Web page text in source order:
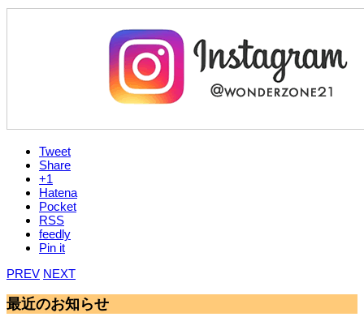
Tweet
Share
+1
Hatena
Pocket
RSS
feedly
Pin it
PREV NEXT
最近のお知らせ